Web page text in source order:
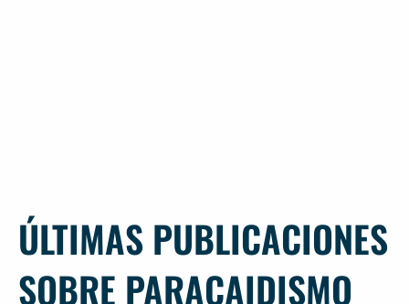
ÚLTIMAS PUBLICACIONES
SOBRE PARACAIDISMO